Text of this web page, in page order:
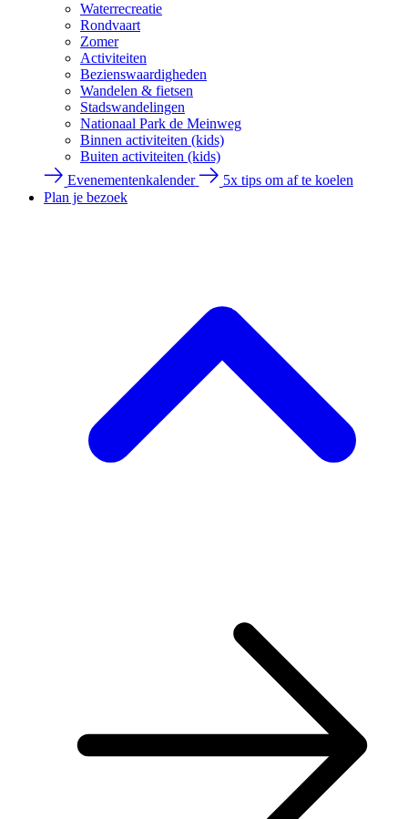
Waterrecreatie
Rondvaart
Zomer
Activiteiten
Bezienswaardigheden
Wandelen & fietsen
Stadswandelingen
Nationaal Park de Meinweg
Binnen activiteiten (kids)
Buiten activiteiten (kids)
Evenementenkalender
5x tips om af te koelen
Plan je bezoek